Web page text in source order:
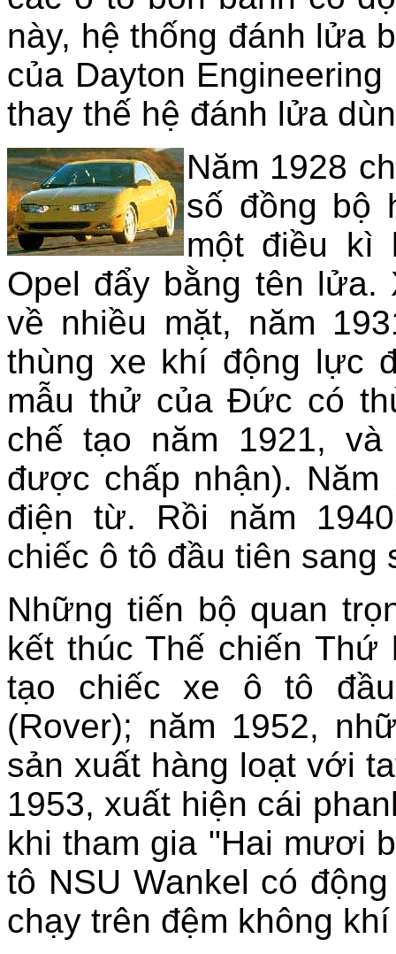
này, hệ thống đánh lửa
của Dayton
thay thế hệ đánh lửa
Năm 1928
số đồng bộ
một điều kì
Opel đẩy bằng tên lửa.
về nhiều mặt, năm
thùng xe khí động lực
mẫu thử của Đức có
chế tạo năm 1921,
được chấp nhận).
điện từ. Rồi năm
chiếc ô tô đầu tiên sang
Những tiến bộ quan
kết thúc Thế chiến
tạo chiếc xe ô tô
(Rover); năm 1952,
sản xuất hàng loạt với
1953, xuất hiện cái
khi tham gia "Hai mươi
tô NSU Wankel có
chạy trên đệm không